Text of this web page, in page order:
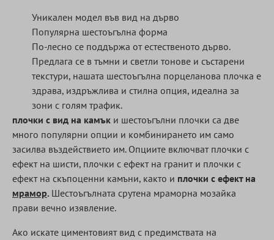
Уникален модел във вид на дърво
Популярна шестоъгълна форма
По-лесно се поддържа от естественото дърво.
Предлага се в тъмни и светли тонове и състарени
текстури, нашата шестоъгълна порцеланова плочка е
здрава, издръжлива и стилна опция, идеална за
зони с голям трафик.
плочки с вид на камък и шестоъгълни плочки са две
много популярни опции и комбинирането им само
засилва въздействието им. Опциите включват плочки с
ефект на шисти, плочки с ефект на гранит и плочки с
ефект на скъпоценни камъни, както и плочки с ефект на
мрамор. Шестоъгълната срутена мраморна мозайка
прави вечно изявление.
Ако искате циментовият вид с предимствата на